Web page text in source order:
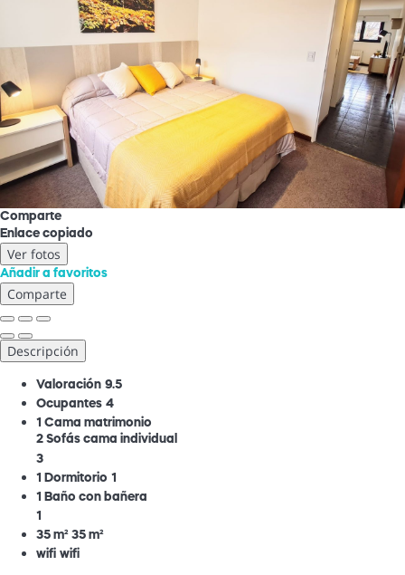
Comparte
Enlace copiado
Ver fotos
Añadir a favoritos
Comparte
Descripción
Valoración 9.5
Ocupantes 4
1 Cama matrimonio
2 Sofás cama individual
3
1 Dormitorio 1
1 Baño con bañera
1
35 m² 35 m²
wifi wifi